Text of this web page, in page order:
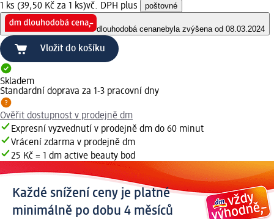
1 ks (39,50 Kč za 1 ks)vč. DPH plus poštovné
dlouhodobá cenanebyla zvýšena od 08.03.2024
Vložit do košíku
Skladem
Standardní doprava za 1-3 pracovní dny
Ověřit dostupnost v prodejně dm
Expresní vyzvednutí v prodejně dm do 60 minut
Vrácení zdarma v prodejně dm
25 Kč = 1 dm active beauty bod
Každé snížení ceny je platné
minimálně po dobu 4 měsíců